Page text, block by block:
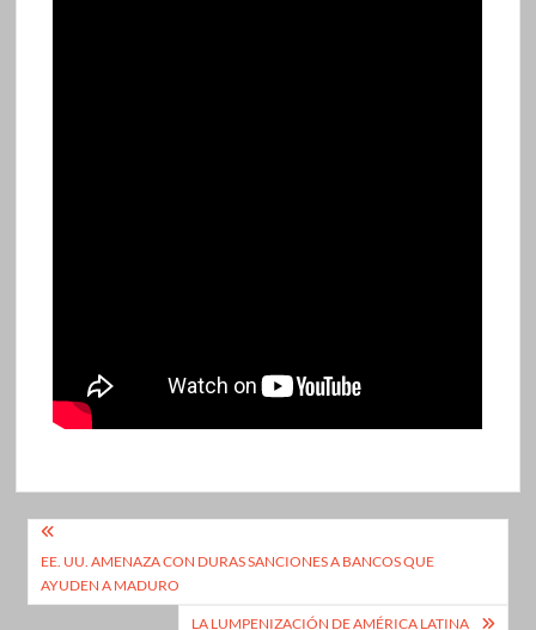
Navegación
de
entradas
EE. UU. AMENAZA CON DURAS SANCIONES A BANCOS QUE
AYUDEN A MADURO
LA LUMPENIZACIÓN DE AMÉRICA LATINA